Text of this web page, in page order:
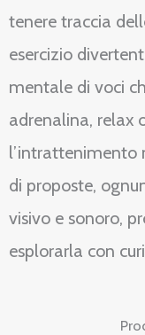
tenere traccia
esercizio
mentale di voci
adrenalina, relax
l’intrattenimento
di proposte,
visivo e sonoro,
esplorarla con